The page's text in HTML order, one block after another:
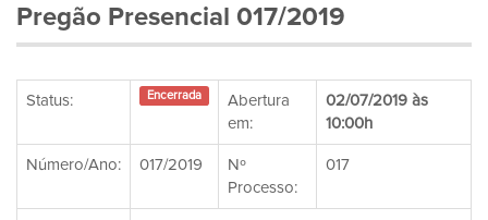
Pregão Presencial 017/2019
Status: Encerrada
Abertura
em:
02/07/2019 às
10:00h
Número/Ano: 017/2019
Nº
Processo:
017